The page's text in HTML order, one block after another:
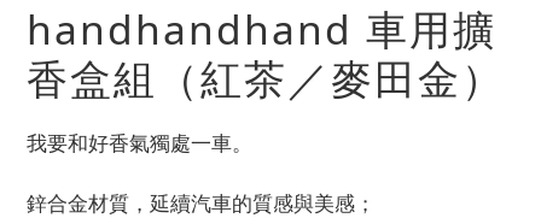
handhandhand 車用擴
香盒組（紅茶／麥田金）
我要和好香氣獨處一車。
鋅合金材質，延續汽車的質感與美感；